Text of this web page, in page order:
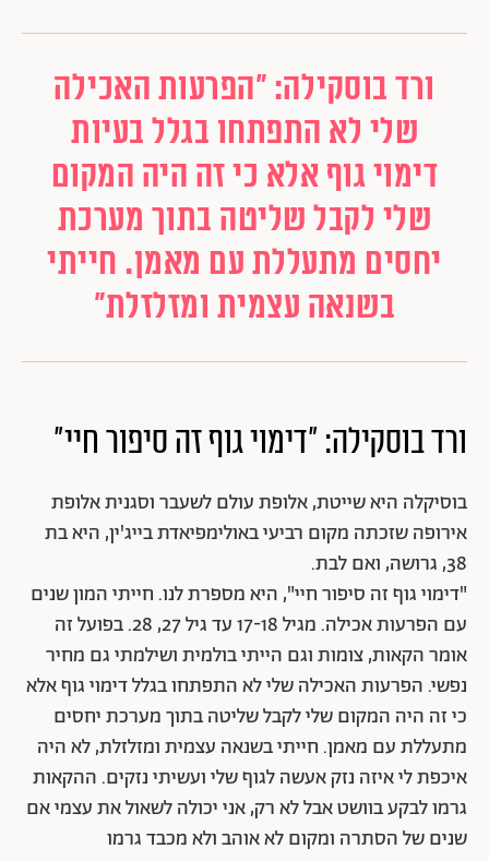
ורד בוסקילה: "הפרעות האכילה
שלי לא התפתחו בגלל בעיות
דימוי גוף אלא כי זה היה המקום
שלי לקבל שליטה בתוך מערכת
יחסים מתעללת עם מאמן. חייתי
בשנאה עצמית ומזלזלת"
ורד בוסקילה: "דימוי גוף זה סיפור חיי"
בוסיקלה היא שייטת, אלופת עולם לשעבר וסגנית אלופת
אירופה שזכתה מקום רביעי באולימפיאדת בייג'ין, היא בת
38, גרושה, ואם לבת.
"דימוי גוף זה סיפור חיי", היא מספרת לנו. חייתי המון שנים
עם הפרעות אכילה. מגיל 17-18 עד גיל 27, 28. בפועל זה
אומר הקאות, צומות וגם הייתי בולמית ושילמתי גם מחיר
נפשי. הפרעות האכילה שלי לא התפתחו בגלל דימוי גוף אלא
כי זה היה המקום שלי לקבל שליטה בתוך מערכת יחסים
מתעללת עם מאמן. חייתי בשנאה עצמית ומזלזלת, לא היה
איכפת לי איזה נזק אעשה לגוף שלי ועשיתי נזקים. ההקאות
גרמו לבקע בוושט אבל לא רק, אני יכולה לשאול את עצמי אם
שנים של הסתרה ומקום לא אוהב ולא מכבד גרמו